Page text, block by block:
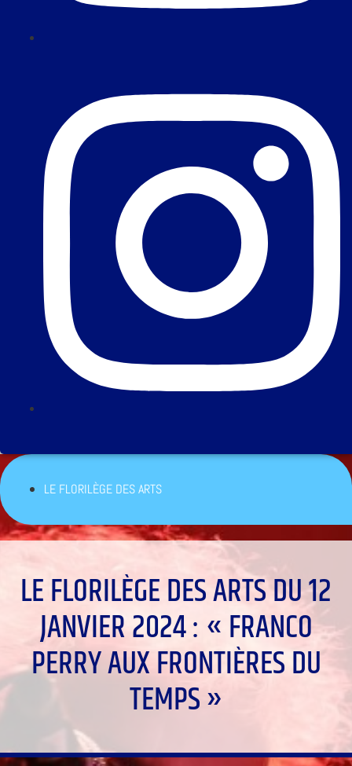
LE FLORILÈGE DES ARTS
LE FLORILÈGE DES ARTS DU 12
JANVIER 2024 : « FRANCO
PERRY AUX FRONTIÈRES DU
TEMPS »